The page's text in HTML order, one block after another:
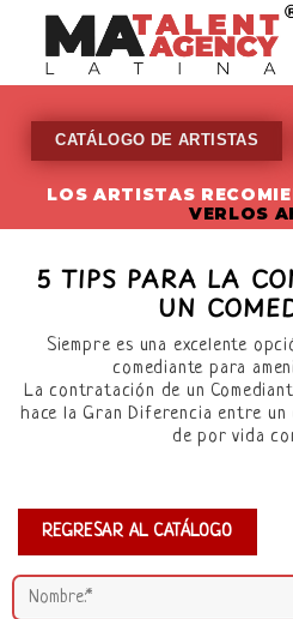
content
CATÁLOGO DE ARTISTAS
LOS ARTISTAS
VERLOS
5 TIPS PARA LA
UN
Siempre es una excelente
comediante para
La contratación de un
hace la Gran Diferencia entre
de por vida
REGRESAR AL CATÁLOGO